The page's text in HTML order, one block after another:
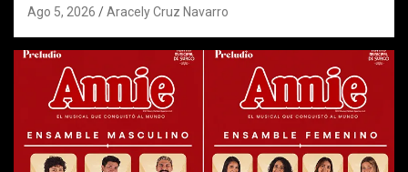
Ago 5, 2026 Aracely Cruz Navarro